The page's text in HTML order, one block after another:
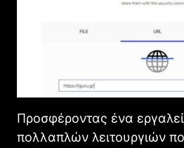
Προσφέροντας ένα
πολλαπλών λειτουργιών